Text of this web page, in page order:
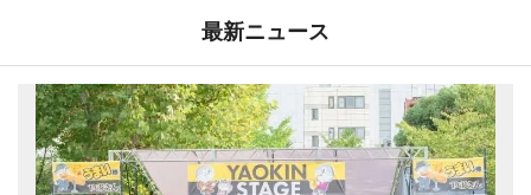
最新ニュース